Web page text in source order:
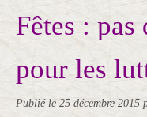
Fêtes :
pour les
Publié le 25 décembre 2015